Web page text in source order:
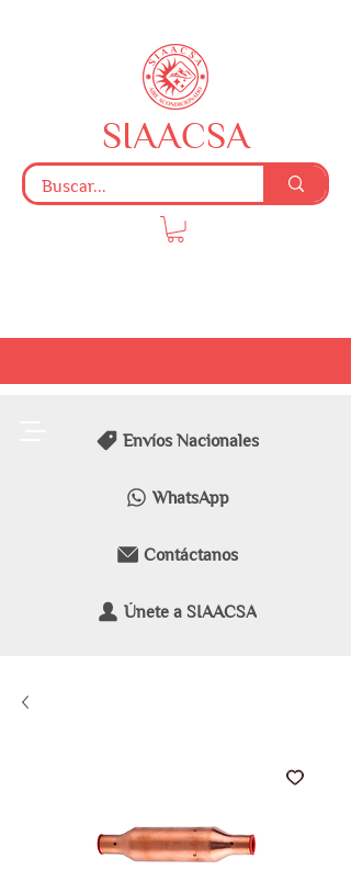
Envíos Nacionales
WhatsApp
Contáctanos
Únete a SIAACSA
SIAACSA